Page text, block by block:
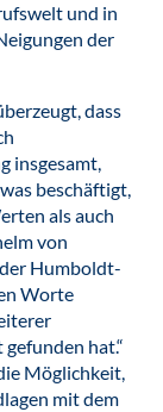
und in
der
dass
insgesamt,
beschäftigt,
als auch
von
Humboldt-
Worte
hat.“
Möglichkeit,
mit dem